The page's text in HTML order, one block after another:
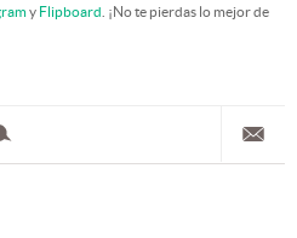
y Flipboard . ¡No te pierdas lo mejor de